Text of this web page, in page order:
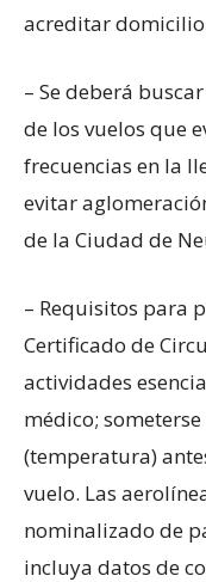
acreditar
– Se deberá
de los vuelos que
frecuencias en la
evitar
de la Ciudad de
– Requisitos para
Certificado de
actividades
médico;
(temperatura)
vuelo. Las
nominalizado de
incluya datos de